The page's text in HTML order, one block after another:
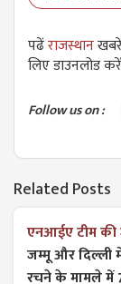
पढेंराजस्थान
लिए डाउनलोड
Follow us on :
Related Posts
एनआईए टीम की
जम्मू और
रचने के मामले में